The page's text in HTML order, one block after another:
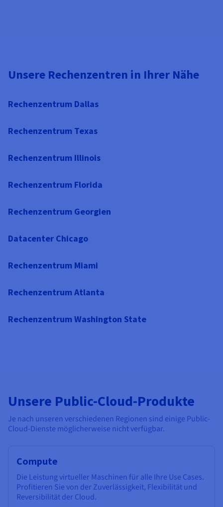
Unsere Rechenzentren in Ihrer Nähe
Rechenzentrum Dallas
Rechenzentrum Texas
Rechenzentrum Illinois
Rechenzentrum Florida
Rechenzentrum Georgien
Datacenter Chicago
Rechenzentrum Miami
Rechenzentrum Atlanta
Rechenzentrum Washington State
Unsere Public-Cloud-Produkte
Je nach unseren verschiedenen Regionen sind einige Public-
Cloud-Dienste möglicherweise nicht verfügbar.
Compute
Die Leistung virtueller Maschinen für alle Ihre Use Cases.
Profitieren Sie von der Zuverlässigkeit, Flexibilität und
Reversibilität der Cloud.